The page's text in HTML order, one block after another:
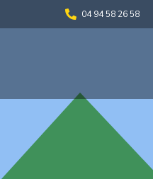
04 94 58 26 58